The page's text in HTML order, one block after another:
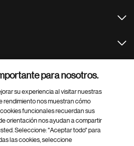
para nosotros.
su experiencia al visitar nuestras
rendimiento nos muestran cómo
funcionales recuerdan sus
orientación nos ayudan a compartir
Seleccione: "Aceptar todo" para
las cookies, seleccione